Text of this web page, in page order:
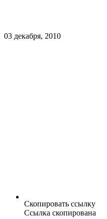
03 декабря, 2010
Скопировать ссылку
Ссылка скопирована